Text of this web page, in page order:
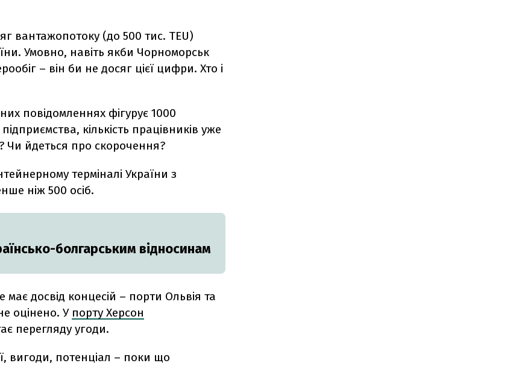
вантажопотоку (до 500 тис. TEU)
Умовно, навіть якби Чорноморськ
– він би не досяг цієї цифри. Хто і
повідомленнях фігурує 1000
кількість працівників уже
Чи йдеться про скорочення?
терміналі України з
ніж 500 осіб.
болгарським відносинам
має досвід концесій – порти Ольвія та
оцінено. У порту Херсон
перегляду угоди.
вигоди, потенціал – поки що